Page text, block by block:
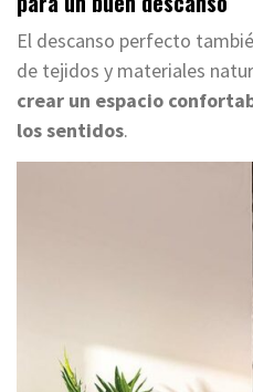
El descanso perfecto
de tejidos y materiales
crear un espacio
los sentidos.